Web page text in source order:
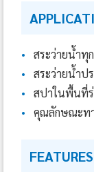
•
สระว่ายน้ำทุ
•
สระว่ายน้ำป
•
สปาในพื้นที่ร่
•
คุณลักษณะท
FEATURES